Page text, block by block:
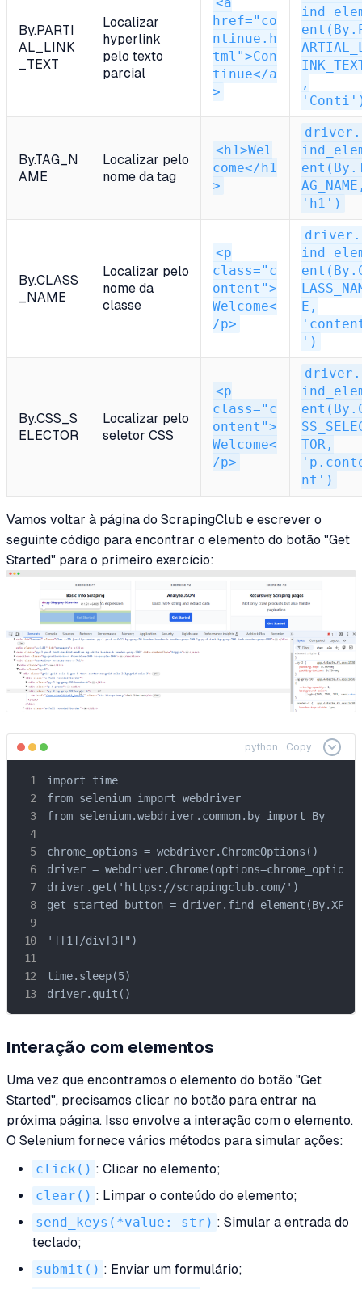
By.PARTI
AL_LINK
_TEXT
Localizar
hyperlink
pelo texto
parcial
href="co
ntinue.h
tml">Con
tinue</a
>
,
By.TAG_N
AME
Localizar pelo
nome da tag
<h1>Wel
come</h1
>
'h1')
By.CLASS
_NAME
Localizar pelo
nome da
classe
<p
class="c
ontent">
Welcome<
/p>
E,
')
By.CSS_S
ELECTOR
Localizar pelo
seletor CSS
<p
class="c
ontent">
Welcome<
/p>
TOR,
nt')
Vamos voltar à página do ScrapingClub e escrever o
seguinte código para encontrar o elemento do botão "Get
Started" para o primeiro exercício:
python Copy
import time
from selenium import webdriver
from selenium.webdriver.common.by import By
chrome_options = webdriver.ChromeOptions()
driver =
driver.get('https://scrapingclub.com/')
get_started_button =
'][1]/div[3]")
time.sleep(5)
driver.quit()
Interação com elementos
Uma vez que encontramos o elemento do botão "Get
Started", precisamos clicar no botão para entrar na
próxima página. Isso envolve a interação com o elemento.
O Selenium fornece vários métodos para simular ações:
click() : Clicar no elemento;
clear() : Limpar o conteúdo do elemento;
send_keys(*value: str) : Simular a entrada do
teclado;
submit() : Enviar um formulário;